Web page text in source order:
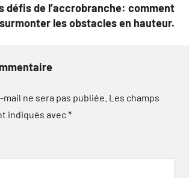
défis de l’accrobranche: comment
surmonter les obstacles en hauteur.
ne sera pas publiée. Les champs
indiqués avec*